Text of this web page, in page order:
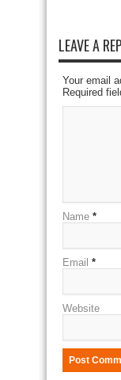
LEAVE A
Your email
Required
Name *
Email *
Website